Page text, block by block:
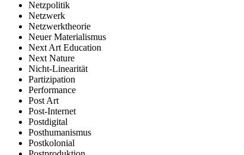
Netzpolitik
Netzwerk
Netzwerktheorie
Neuer Materialismus
Next Art Education
Next Nature
Nicht-Linearität
Partizipation
Performance
Post Art
Post-Internet
Postdigital
Posthumanismus
Postkolonial